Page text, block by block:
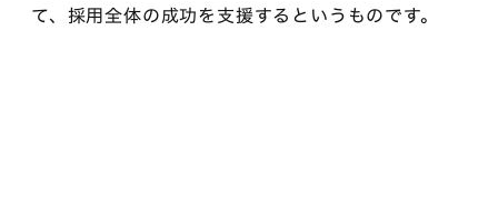
て、採用全体の成功を支援するというものです。